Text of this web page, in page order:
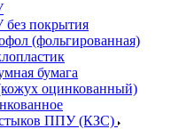
покрытия
(фольгированная)
бумага
оцинкованный)
стыков ППУ (КЗС)